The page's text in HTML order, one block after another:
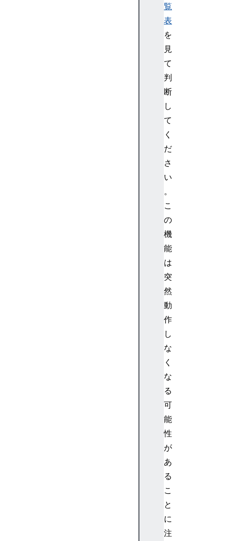
覧
表
を
見
て
判
断
し
て
く
だ
さ
い
。
こ
の
機
能
は
突
然
動
作
し
な
く
な
る
可
能
性
が
あ
る
こ
と
に
注